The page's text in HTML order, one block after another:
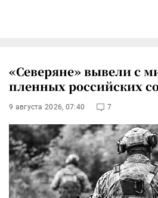
«Северяне» вывели с
пленных российских
9 августа 2026, 07:40 7